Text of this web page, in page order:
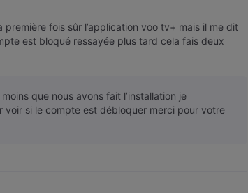
première fois sûr l’application voo tv+ mais il me dit
est bloqué ressayée plus tard cela fais deux
que nous avons fait l’installation je
voir si le compte est débloquer merci pour votre